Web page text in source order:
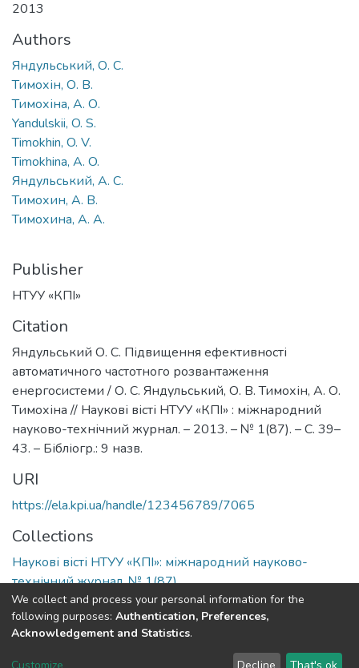
2013
Authors
Яндульський, О. С.
Тимохін, О. В.
Тимохіна, А. О.
Yandulskii, O. S.
Timokhin, O. V.
Timokhina, A. O.
Яндульський, А. С.
Тимохин, А. В.
Тимохина, А. А.
Publisher
НТУУ «КПІ»
Citation
Яндульський О. С. Підвищення ефективності
автоматичного частотного розвантаження
енергосистеми / О. С. Яндульський, О. В. Тимохін, А. О.
Тимохіна // Наукові вісті НТУУ «КПІ» : міжнародний
науково-технічний журнал. – 2013. – № 1(87). – С. 39–
43. – Бібліогр.: 9 назв.
URI
https://ela.kpi.ua/handle/123456789/7065
Collections
Наукові вісті НТУУ «КПІ»: міжнародний науково-
технічний журнал, № 1(87)
Full item page
DSpace software copyright © 2002-2026 LYRASIS
We collect and process your personal information for the
following purposes: Authentication, Preferences,
Acknowledgement and Statistics.